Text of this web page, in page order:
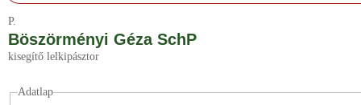
P.
Böszörményi Géza SchP
kisegítő lelkipásztor
Adatlap